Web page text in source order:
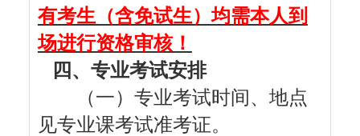
有考生（含免试生）均需本人到
场进行资格审核！
四、专业考试安排
（一）专业考试时间、地点
见专业课考试准考证。